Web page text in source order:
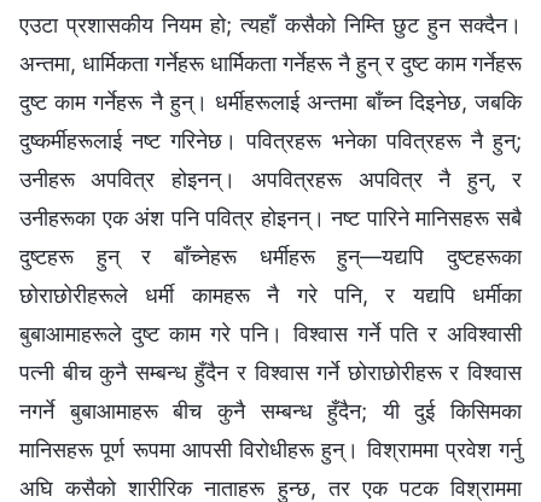
एउटा प्रशासकीय नियम हो; त्यहाँ कसैको निम्ति छुट हुन सक्दैन।
अन्तमा, धार्मिकता गर्नेहरू धार्मिकता गर्नेहरू नै हुन् र दुष्ट काम गर्नेहरू
दुष्ट काम गर्नेहरू नै हुन्। धर्मीहरूलाई अन्तमा बाँच्न दिइनेछ, जबकि
दुष्कर्मीहरूलाई नष्ट गरिनेछ। पवित्रहरू भनेका पवित्रहरू नै हुन्;
उनीहरू अपवित्र होइनन्। अपवित्रहरू अपवित्र नै हुन्, र
उनीहरूका एक अंश पनि पवित्र होइनन्। नष्ट पारिने मानिसहरू सबै
दुष्टहरू हुन् र बाँच्नेहरू धर्मीहरू हुन्—यद्यपि दुष्टहरूका
छोराछोरीहरूले धर्मी कामहरू नै गरे पनि, र यद्यपि धर्मीका
बुबाआमाहरूले दुष्ट काम गरे पनि। विश्‍वास गर्ने पति र अविश्‍वासी
पत्‍नी बीच कुनै सम्बन्ध हुँदैन र विश्‍वास गर्ने छोराछोरीहरू र विश्‍वास
नगर्ने बुबाआमाहरू बीच कुनै सम्बन्ध हुँदैन; यी दुई किसिमका
मानिसहरू पूर्ण रूपमा आपसी विरोधीहरू हुन्। विश्राममा प्रवेश गर्नु
अघि कसैको शारीरिक नाताहरू हुन्छ, तर एक पटक विश्राममा